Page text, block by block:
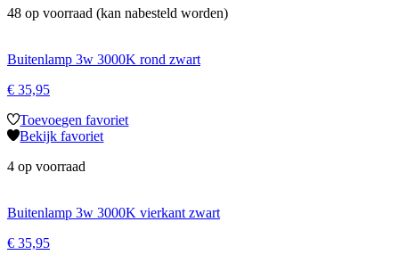
48 op voorraad (kan nabesteld worden)
Buitenlamp 3w 3000K rond zwart
€ 35,95
Toevoegen favoriet
Bekijk favoriet
4 op voorraad
Buitenlamp 3w 3000K vierkant zwart
€ 35,95